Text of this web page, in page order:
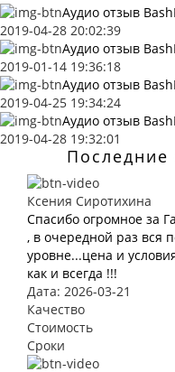
Аудио отзыв
2019-04-28 20:02:39
Аудио отзыв
2019-01-14 19:36:18
Аудио отзыв
2019-04-25 19:34:24
Аудио отзыв
2019-04-28 19:32:01
Последние
Ксения Сиротихина
Спасибо огромное за
, в очередной раз вся
уровне...цена и
как и всегда !!!
Дата: 2026-03-21
Качество
Стоимость
Сроки